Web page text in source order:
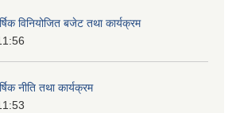
विनियोजित बजेट तथा कार्यक्रम
नीति तथा कार्यक्रम